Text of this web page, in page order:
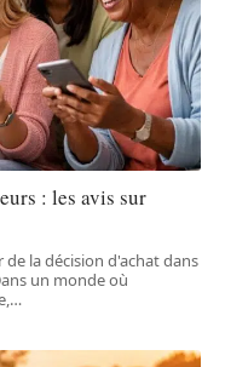
: les avis sur
la décision d'achat dans
un monde où
…